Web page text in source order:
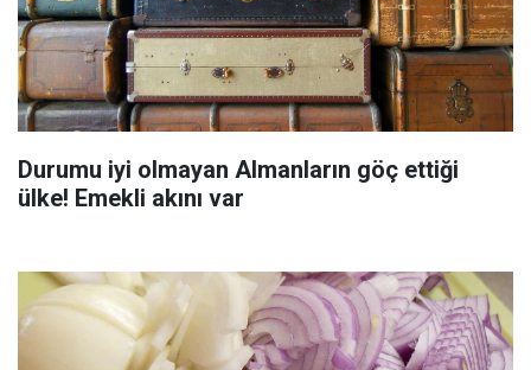
Durumu iyi olmayan Almanların göç ettiği
ülke! Emekli akını var